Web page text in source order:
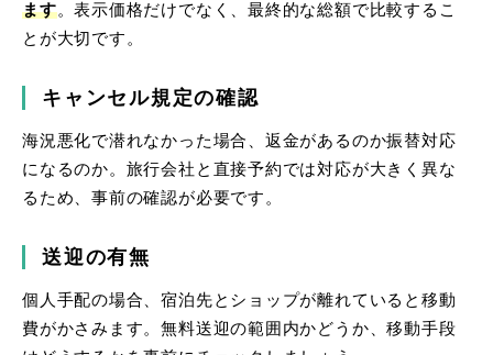
ます。表示価格だけでなく、最終的な総額で比較するこ
とが大切です。
キャンセル規定の確認
海況悪化で潜れなかった場合、返金があるのか振替対応
になるのか。旅行会社と直接予約では対応が大きく異な
るため、事前の確認が必要です。
送迎の有無
個人手配の場合、宿泊先とショップが離れていると移動
費がかさみます。無料送迎の範囲内かどうか、移動手段